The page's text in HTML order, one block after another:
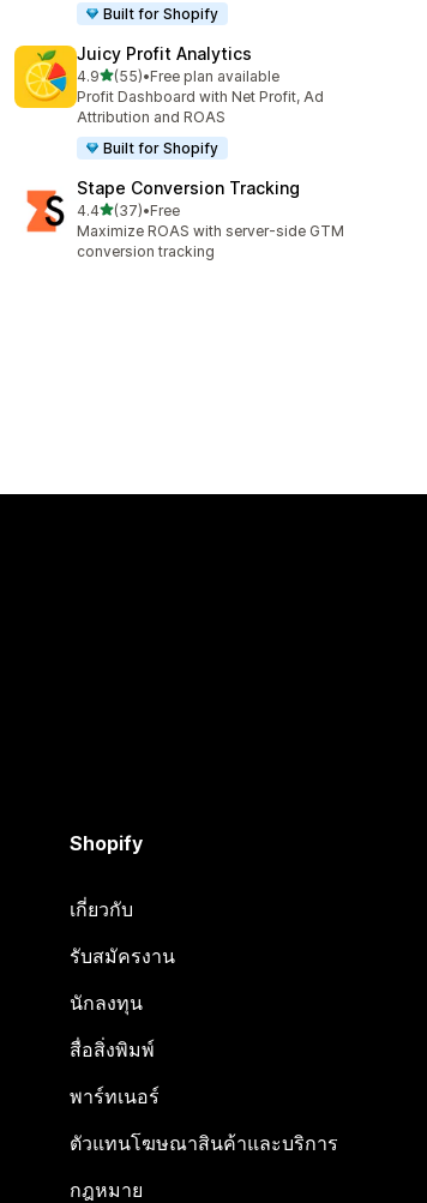
Built for Shopify
Juicy Profit Analytics
4.9เต็ม 5 ดาว
(55)
ทั้งหมด 55 รีวิว
•Free plan available
Profit Dashboard with Net Profit, Ad
Attribution and ROAS
Built for Shopify
Stape Conversion Tracking
4.4เต็ม 5 ดาว
(37)
ทั้งหมด 37 รีวิว
•Free
Maximize ROAS with server-side GTM
conversion tracking
Shopify
เกี่ยวกับ
รับสมัครงาน
นักลงทุน
สื่อสิ่งพิมพ์
พาร์ทเนอร์
ตัวแทนโฆษณาสินค้าและบริการ
กฎหมาย